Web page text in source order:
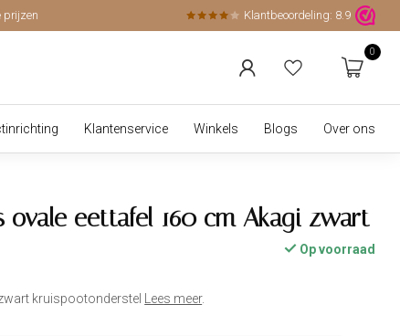
prijzen Klantbeoordeling: 8.9
0
Klantenservice Winkels Blogs Over ons
ovale eettafel 160 cm Akagi zwart
Op voorraad
kruispootonderstel Lees meer.